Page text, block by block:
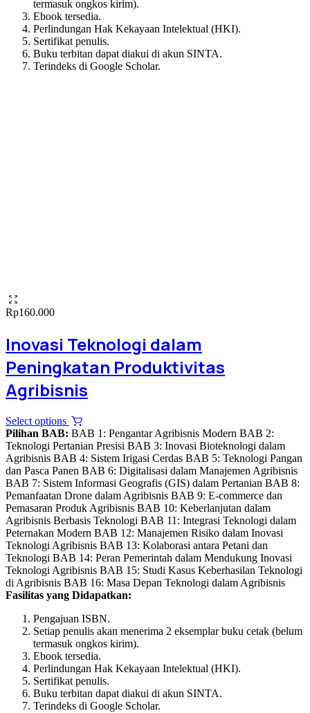
termasuk ongkos kirim).
Ebook tersedia.
Perlindungan Hak Kekayaan Intelektual (HKI).
Sertifikat penulis.
Buku terbitan dapat diakui di akun SINTA.
Terindeks di Google Scholar.
Rp160.000
Inovasi Teknologi dalam
Peningkatan Produktivitas
Agribisnis
Select options
product
has
multiple
variants.
The
options
may
be
chosen
on
the
product
page
Pilihan BAB: BAB 1: Pengantar Agribisnis Modern BAB 2:
Teknologi Pertanian Presisi BAB 3: Inovasi Bioteknologi dalam
Agribisnis BAB 4: Sistem Irigasi Cerdas BAB 5: Teknologi Pangan
dan Pasca Panen BAB 6: Digitalisasi dalam Manajemen Agribisnis
BAB 7: Sistem Informasi Geografis (GIS) dalam Pertanian BAB 8:
Pemanfaatan Drone dalam Agribisnis BAB 9: E-commerce dan
Pemasaran Produk Agribisnis BAB 10: Keberlanjutan dalam
Agribisnis Berbasis Teknologi BAB 11: Integrasi Teknologi dalam
Peternakan Modern BAB 12: Manajemen Risiko dalam Inovasi
Teknologi Agribisnis BAB 13: Kolaborasi antara Petani dan
Teknologi BAB 14: Peran Pemerintah dalam Mendukung Inovasi
Teknologi Agribisnis BAB 15: Studi Kasus Keberhasilan Teknologi
di Agribisnis BAB 16: Masa Depan Teknologi dalam Agribisnis
Fasilitas yang Didapatkan:
Pengajuan ISBN.
Setiap penulis akan menerima 2 eksemplar buku cetak (belum
termasuk ongkos kirim).
Ebook tersedia.
Perlindungan Hak Kekayaan Intelektual (HKI).
Sertifikat penulis.
Buku terbitan dapat diakui di akun SINTA.
Terindeks di Google Scholar.